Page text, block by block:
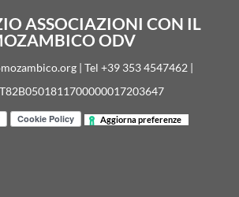
ASSOCIAZIONI CON IL
ODV
| Tel +39 353 4547462 |
Aggiorna preferenze